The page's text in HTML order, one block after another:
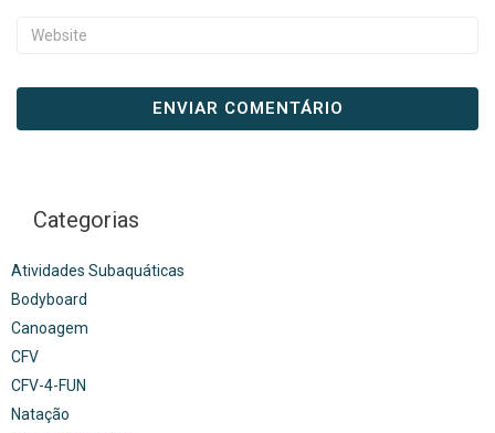
Categorias
Atividades Subaquáticas
Bodyboard
Canoagem
CFV
CFV-4-FUN
Natação